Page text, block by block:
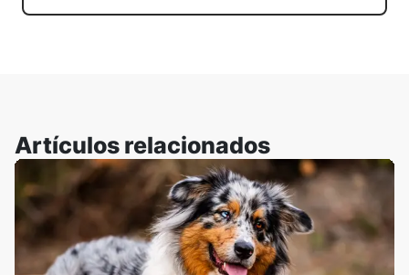
Artículos relacionados